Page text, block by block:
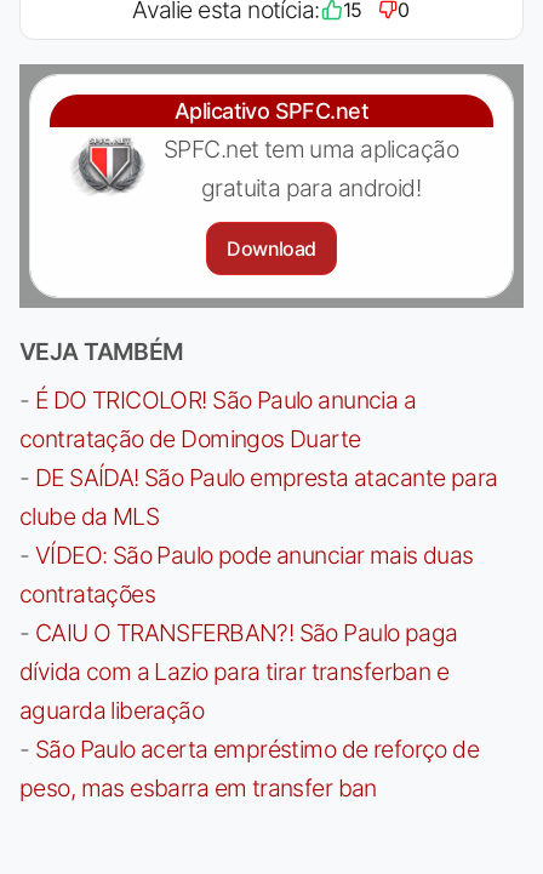
Avalie esta notícia: 15 0
Aplicativo SPFC.net
SPFC.net tem uma aplicação
gratuita para android!
Download
VEJA TAMBÉM
- É DO TRICOLOR! São Paulo anuncia a
contratação de Domingos Duarte
- DE SAÍDA! São Paulo empresta atacante para
clube da MLS
- VÍDEO: São Paulo pode anunciar mais duas
contratações
- CAIU O TRANSFERBAN?! São Paulo paga
dívida com a Lazio para tirar transferban e
aguarda liberação
- São Paulo acerta empréstimo de reforço de
peso, mas esbarra em transfer ban